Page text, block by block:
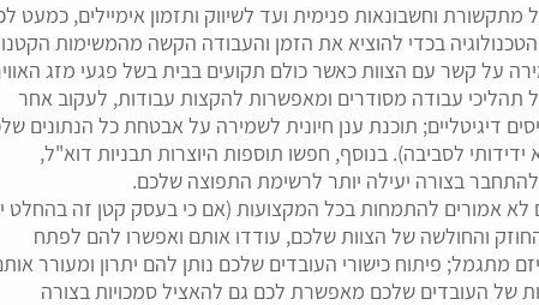
וחשבונאות פנימית ועד לשיווק ותזמון אימיילים, כמעט
בכדי להוציא את הזמן והעבודה הקשה מהמשימות
על קשר עם הצוות כאשר כולם תקועים בבית בשל פגעי מזג
תהליכי עבודה מסודרים ומאפשרות להקצות עבודות, לעקוב אחר
דיגיטליים; תוכנת ענן חיונית לשמירה על אבטחת כל הנתונים
לסביבה). בנוסף, חפשו תוספות היוצרות תבניות דוא"ל,
להתחבר בצורה יעילה יותר לרשימת התפוצה שלכם.
לא אמורים להתמחות בכל המקצועות (אם כי בעסק קטן זה בהחלט
החוזק והחולשה של הצוות שלכם, עודדו אותם ואפשרו להם לפתח
מתגמל; פיתוח כישורי העובדים שלכם נותן להם יתרון ומעורר
של העובדים שלכם מאפשרת לכם גם להאציל סמכויות בצורה